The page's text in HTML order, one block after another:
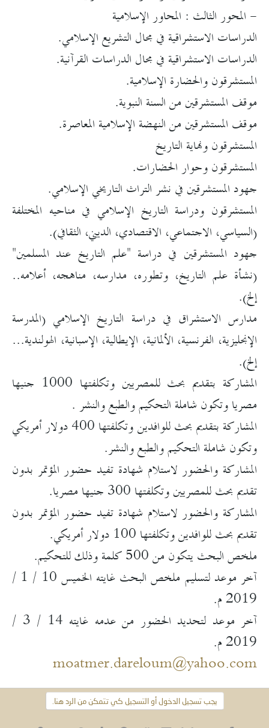
- المحور الثالث : المحاور الإسلامية
الدراسات الاستشراقية في مجال التشريع الإسلامي.
الدراسات الاستشراقية في مجال الدراسات القرآنية.
المستشرقون والحضارة الإسلامية.
موقف المستشرقين من السنة النبوية.
موقف المستشرقين من النهضة الإسلامية المعاصرة.
المستشرقون ونهاية التاريخ
المستشرقون وحوار الحضارات.
جهود المستشرقين في نشر التراث التاريخي الإسلامي.
المستشرقون ودراسة التاريخ الإسلامي في مناحيه المختلفة
(السياسي، الاجتماعي، الاقتصادي، الديني، الثقافي).
جهود المستشرقين في دراسة "علم التاريخ عند المسلمين"
(نشأة علم التاريخ، وتطوره، مدارسه، مناهجه، أعلامه..
إلخ).
مدارس الاستشراق في دراسة التاريخ الإسلامي (المدرسة
الإنجليزية، الفرنسية، الألمانية، الإيطالية، الإسبانية، الهولندية...
إلخ).
المشاركة بتقديم بحث للمصريين وتكلفتها 1000 جنيها
مصريا وتكون شاملة التحكيم والطبع والنشر .
المشاركة بتقديم بحث للوافدين وتكلفتها 400 دولار أمريكي
وتكون شاملة التحكيم والطبع والنشر.
المشاركة والحضور لاستلام شهادة تفيد حضور المؤتمر بدون
تقديم بحث للمصريين وتكلفتها 300 جنيها مصريا.
المشاركة والحضور لاستلام شهادة تفيد حضور المؤتمر بدون
تقديم بحث للوافدين وتكلفتها 100 دولار أمريكي.
ملخص البحث يتكون من 500 كلمة وذلك للتحكيم.
آخر موعد لتسليم ملخص البحث غايته الخميس 10 / 1 /
2019 م.
آخر موعد لتحديد الحضور من عدمه غايته 14 / 3 /
2019 م.
moatmer.dareloum@yahoo.com
يجب تسجيل الدخول أو التسجيل كي تتمكن من الرد هنا.